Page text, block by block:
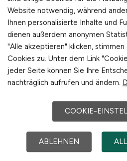
Zur Anzeigenschaltung für
Flexibilität in der
Ihrer Anzeige
Jedes Unternehmen ist
maximale Flexibilität bei
Stellenanzeige. Ob
oder mit Zusatzoptionen
Reichweitensteigerung:
Website notwendig, während
Ihnen personalisierte Inhalte und
dienen außerdem anonymen
"Alle akzeptieren" klicken,
Cookies zu. Unter dem Link
jeder Seite können Sie Ihre
nachträglich aufrufen und ändern.
COOKIE-
ABLEHNEN